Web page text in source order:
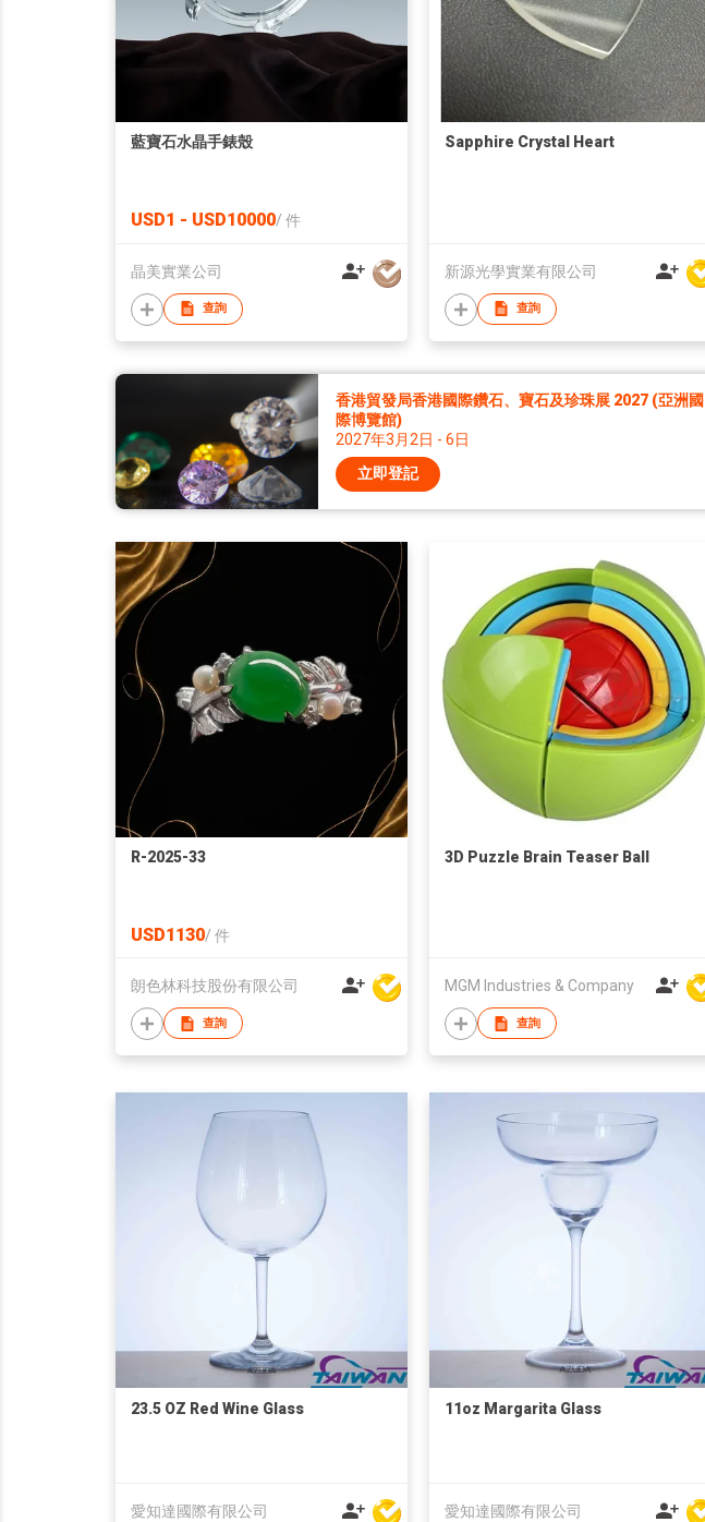
藍寶石水晶手錶殼
USD1 - USD10000/ 件
晶美實業公司
查詢
Sapphire Crystal Heart
新源光學實業有限公司
查詢
香港貿發局香港國際鑽石、寶石及珍珠展 2027 (亞洲國
際博覽館)
2027年3月2日 - 6日
立即登記
R-2025-33
USD1130/ 件
朗色林科技股份有限公司
查詢
3D Puzzle Brain Teaser Ball
MGM Industries & Company
查詢
23.5 OZ Red Wine Glass
愛知達國際有限公司
11oz Margarita Glass
愛知達國際有限公司